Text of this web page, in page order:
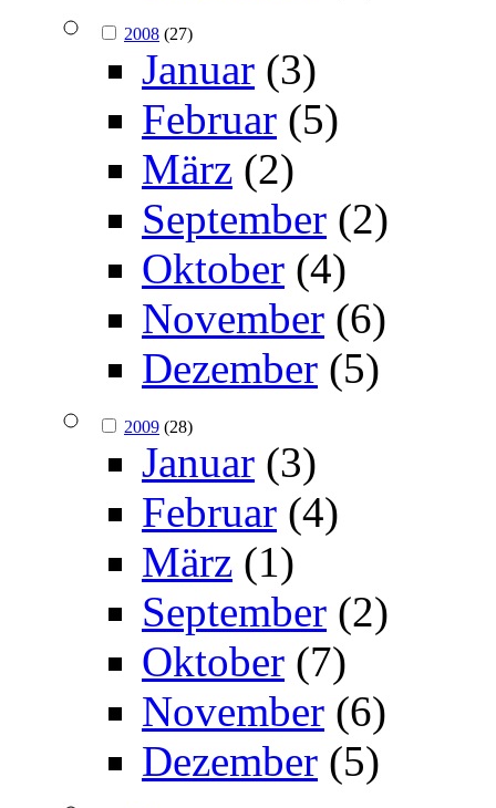
2008 (27)
Januar (3)
Februar (5)
März (2)
September (2)
Oktober (4)
November (6)
Dezember (5)
2009 (28)
Januar (3)
Februar (4)
März (1)
September (2)
Oktober (7)
November (6)
Dezember (5)